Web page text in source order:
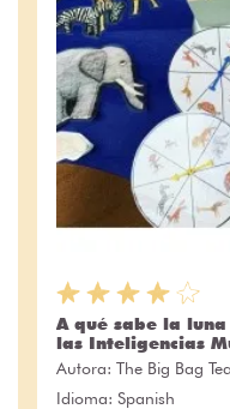
A qué sabe la
las Inteligencias
Autora: The Big Bag
Idioma: Spanish